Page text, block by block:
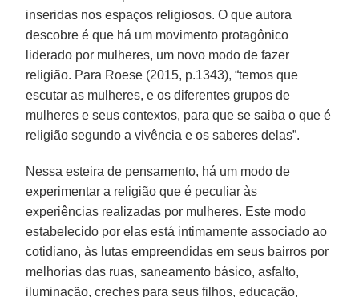
inseridas nos espaços religiosos. O que autora
descobre é que há um movimento protagônico
liderado por mulheres, um novo modo de fazer
religião. Para Roese (2015, p.1343), “temos que
escutar as mulheres, e os diferentes grupos de
mulheres e seus contextos, para que se saiba o que é
religião segundo a vivência e os saberes delas”.
Nessa esteira de pensamento, há um modo de
experimentar a religião que é peculiar às
experiências realizadas por mulheres. Este modo
estabelecido por elas está intimamente associado ao
cotidiano, às lutas empreendidas em seus bairros por
melhorias das ruas, saneamento básico, asfalto,
iluminação, creches para seus filhos, educação,